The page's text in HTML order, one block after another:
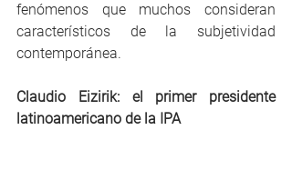
fenómenos que muchos consideran
característicos de la subjetividad
contemporánea.
Claudio Eizirik: el primer presidente
latinoamericano de la IPA